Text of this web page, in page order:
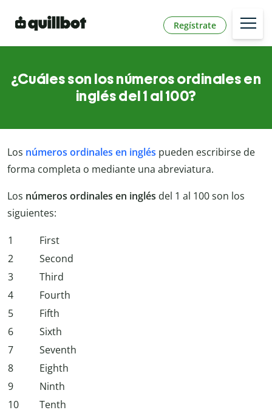
Regístrate
¿Cuáles son los números ordinales en
inglés del 1 al 100?
Los números ordinales en inglés pueden escribirse de
forma completa o mediante una abreviatura.
Los números ordinales en inglés del 1 al 100 son los
siguientes:
1
First
2
Second
3
Third
4
Fourth
5
Fifth
6
Sixth
7
Seventh
8
Eighth
9
Ninth
10
Tenth